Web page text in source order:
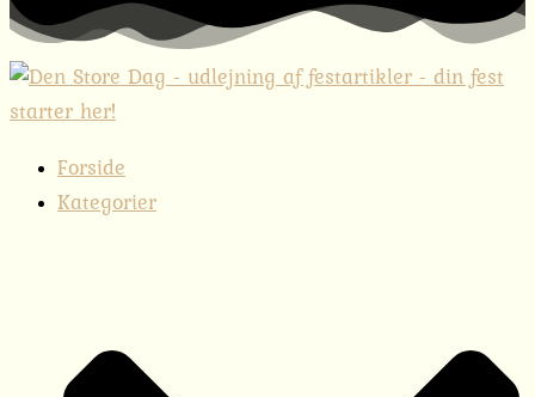
Forside
Kategorier